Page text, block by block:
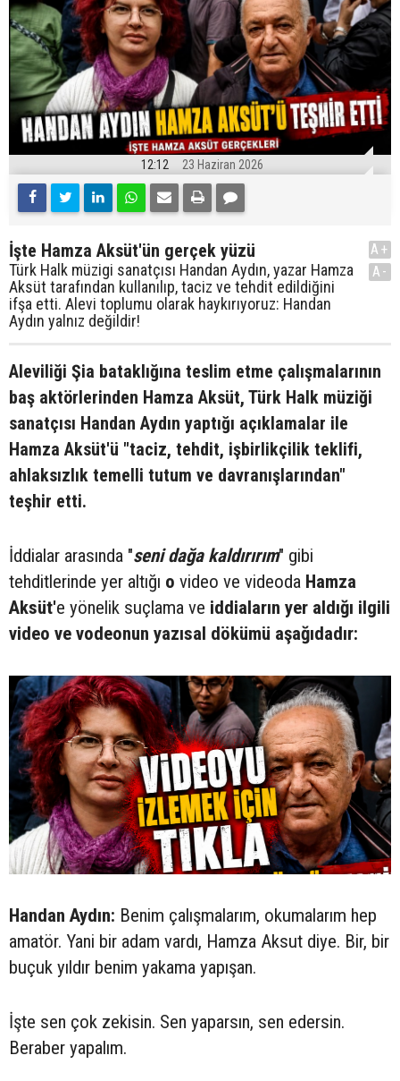
12:12 23 Haziran 2026
İşte Hamza Aksüt'ün gerçek yüzü
Türk Halk müzigi sanatçısı Handan Aydın, yazar Hamza
Aksüt tarafından kullanılıp, taciz ve tehdit edildiğini
ifşa etti. Alevi toplumu olarak haykırıyoruz: Handan
Aydın yalnız değildir!
A+
A-
Aleviliği Şia bataklığına teslim etme çalışmalarının
baş aktörlerinden Hamza Aksüt, Türk Halk müziği
sanatçısı Handan Aydın yaptığı açıklamalar ile
Hamza Aksüt'ü "taciz, tehdit, işbirlikçilik teklifi,
ahlaksızlık temelli tutum ve davranışlarından"
teşhir etti.
İddialar arasında "seni dağa kaldırırım" gibi
tehditlerinde yer altığı o video ve videoda Hamza
Aksüt'e yönelik suçlama ve iddiaların yer aldığı ilgili
video ve vodeonun yazısal dökümü aşağıdadır:
Handan Aydın: Benim çalışmalarım, okumalarım hep
amatör. Yani bir adam vardı, Hamza Aksut diye. Bir, bir
buçuk yıldır benim yakama yapışan.
İşte sen çok zekisin. Sen yaparsın, sen edersin.
Beraber yapalım.